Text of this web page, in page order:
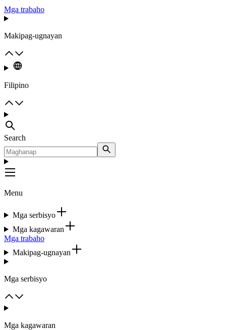
Mga trabaho
Makipag-ugnayan
Filipino
Search
Menu
Mga serbisyo
Mga kagawaran
Mga trabaho
Makipag-ugnayan
Mga serbisyo
Mga kagawaran